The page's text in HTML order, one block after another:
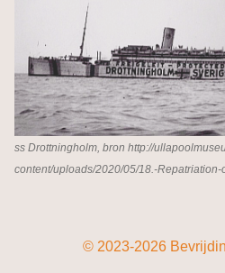
ss Drottningholm, bron http://
content/uploads/2020/05/18.-Repatriation-
© 2023-2026